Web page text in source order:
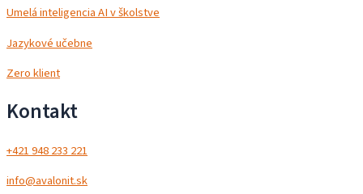
Umelá inteligencia AI v školstve
Jazykové učebne
Zero klient
Kontakt
+421 948 233 221
info@avalonit.sk